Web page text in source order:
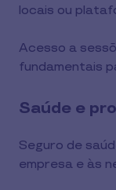
locais ou
Acesso a
fundamentais
Saúde e
Seguro de
empresa e às